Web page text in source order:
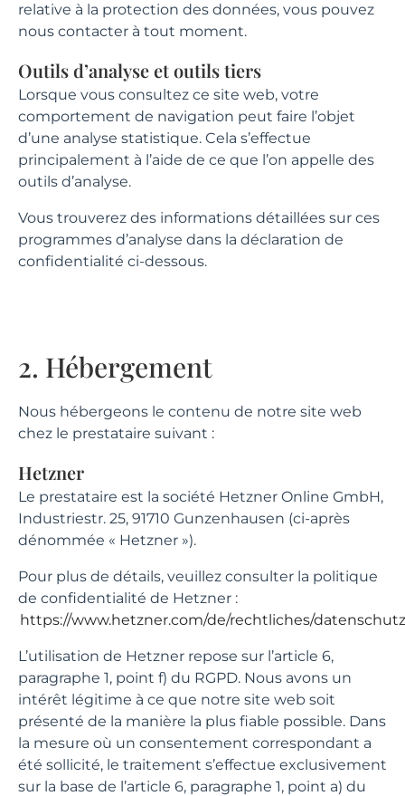
relative à la protection des données, vous pouvez
nous contacter à tout moment.
Outils d’analyse et outils tiers
Lorsque vous consultez ce site web, votre
comportement de navigation peut faire l’objet
d’une analyse statistique. Cela s’effectue
principalement à l’aide de ce que l’on appelle des
outils d’analyse.
Vous trouverez des informations détaillées sur ces
programmes d’analyse dans la déclaration de
confidentialité ci-dessous.
2. Hébergement
Nous hébergeons le contenu de notre site web
chez le prestataire suivant :
Hetzner
Le prestataire est la société Hetzner Online GmbH,
Industriestr. 25, 91710 Gunzenhausen (ci-après
dénommée « Hetzner »).
Pour plus de détails, veuillez consulter la politique
de confidentialité de Hetzner :
https://www.hetzner.com/de/rechtliches/datenschutz
L’utilisation de Hetzner repose sur l’article 6,
paragraphe 1, point f) du RGPD. Nous avons un
intérêt légitime à ce que notre site web soit
présenté de la manière la plus fiable possible. Dans
la mesure où un consentement correspondant a
été sollicité, le traitement s’effectue exclusivement
sur la base de l’article 6, paragraphe 1, point a) du